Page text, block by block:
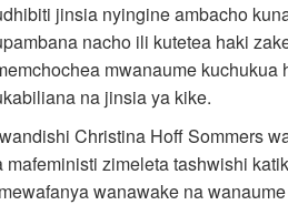
jinsia nyingine ambacho
nacho ili kutetea haki
mwanaume kuchukua
na jinsia ya kike.
Christina Hoff Sommers
mafeministi zimeleta tashwishi
wanawake na